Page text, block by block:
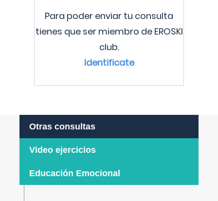
Para poder enviar tu consulta
tienes que ser miembro de EROSKI
club.
Identificate
Otras consultas
Video ejercicios
Educación Emocional